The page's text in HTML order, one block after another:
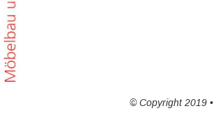
© Copyright 2019 •